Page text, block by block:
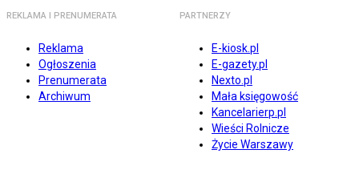
REKLAMA I PRENUMERATA
Reklama
Ogłoszenia
Prenumerata
Archiwum
PARTNERZY
E-kiosk.pl
E-gazety.pl
Nexto.pl
Mała księgowość
Kancelarierp.pl
Wieści Rolnicze
Życie Warszawy